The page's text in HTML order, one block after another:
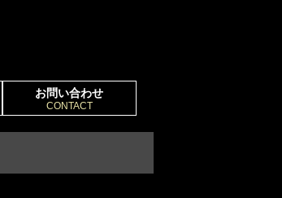
お問い合わせ
CONTACT